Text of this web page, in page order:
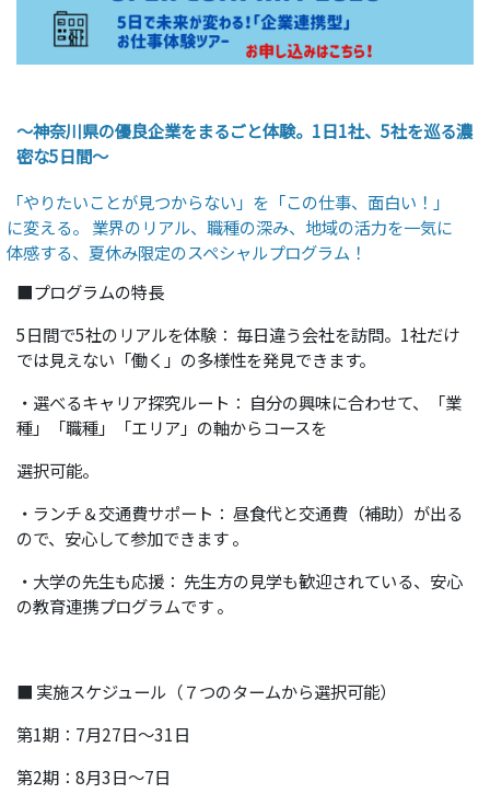
〜神奈川県の優良企業をまるごと体験。1日1社、5社を巡る濃
密な5日間〜
「やりたいことが見つからない」を「この仕事、面白い！」
に変える。 業界のリアル、職種の深み、地域の活力を一気に
体感する、夏休み限定のスペシャルプログラム！
■プログラムの特長
5日間で5社のリアルを体験： 毎日違う会社を訪問。1社だけ
では見えない「働く」の多様性を発見できます。
・選べるキャリア探究ルート： 自分の興味に合わせて、「業
種」「職種」「エリア」の軸からコースを
選択可能。
・ランチ＆交通費サポート： 昼食代と交通費（補助）が出る
ので、安心して参加できます 。
・大学の先生も応援： 先生方の見学も歓迎されている、安心
の教育連携プログラムです 。
■ 実施スケジュール（７つのタームから選択可能）
第1期：7月27日〜31日
第2期：8月3日〜7日